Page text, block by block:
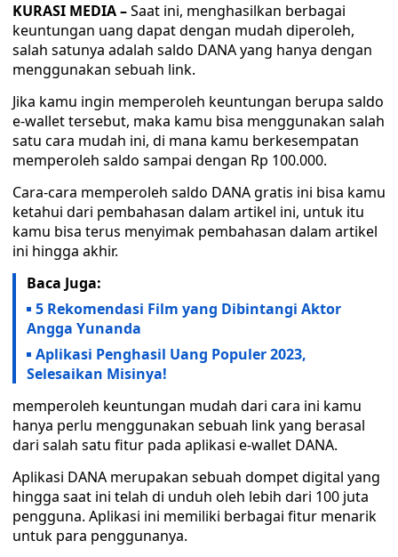
KURASI MEDIA –Saat ini, menghasilkan berbagai
keuntungan uang dapat dengan mudah diperoleh,
salah satunya adalah saldo DANA yang hanya dengan
menggunakan sebuah link.
Jika kamu ingin memperoleh keuntungan berupa saldo
e-wallet tersebut, maka kamu bisa menggunakan salah
satu cara mudah ini, di mana kamu berkesempatan
memperoleh saldo sampai dengan Rp 100.000.
Cara-cara memperoleh saldo DANA gratis ini bisa kamu
ketahui dari pembahasan dalam artikel ini, untuk itu
kamu bisa terus menyimak pembahasan dalam artikel
ini hingga akhir.
Baca Juga:
5 Rekomendasi Film yang Dibintangi Aktor
Angga Yunanda
Aplikasi Penghasil Uang Populer 2023,
Selesaikan Misinya!
memperoleh keuntungan mudah dari cara ini kamu
hanya perlu menggunakan sebuah link yang berasal
dari salah satu fitur pada aplikasi e-wallet DANA.
Aplikasi DANA merupakan sebuah dompet digital yang
hingga saat ini telah di unduh oleh lebih dari 100 juta
pengguna. Aplikasi ini memiliki berbagai fitur menarik
untuk para penggunanya.